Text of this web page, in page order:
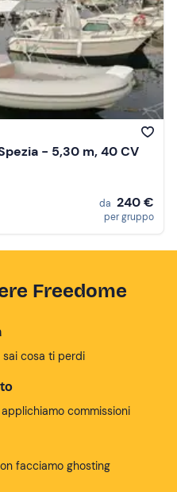
- 5,30 m, 40 CV
da 240 €
per gruppo
Freedome
sai cosa ti perdi
commissioni
facciamo ghosting